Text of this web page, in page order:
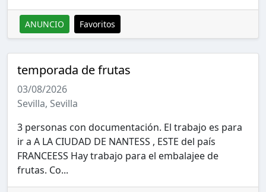
ANUNCIO Favoritos
temporada de frutas
03/08/2026
Sevilla, Sevilla
3 personas con documentación. El trabajo es para
ir a A LA CIUDAD DE NANTESS , ESTE del país
FRANCEESS Hay trabajo para el embalajee de
frutas. Co...